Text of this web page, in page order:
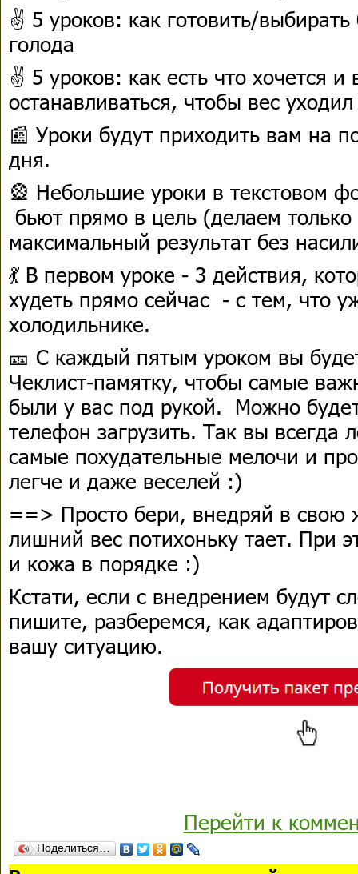
✌️ 5 уроков: как готовить/
голода
✌️ 5 уроков: как есть что хочется и
останавливаться, чтобы вес
📰 Уроки будут приходить вам на
дня.
🎡 Небольшие уроки в текстовом
бьют прямо в цель (делаем только
максимальный результат без
💃 В первом уроке - 3 действия,
худеть прямо сейчас - с тем, что
холодильнике.
🎫 С каждый пятым уроком вы
Чеклист-памятку, чтобы самые
были у вас под рукой. ​Можно
телефон загрузить. Так вы всегда
самые похудательные мелочи и
легче и даже веселей :)
==> Просто бери, внедряй в свою
лишний вес потихоньку тает. При
и кожа в порядке :)
Кстати, если с внедрением будут
пишите, разберемся, как
вашу ситуацию.
Перейти к
Поделиться…